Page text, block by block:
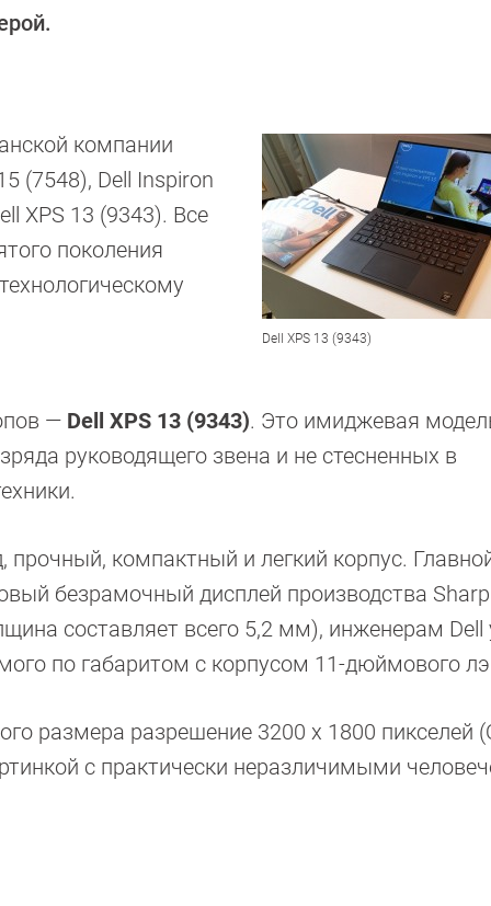
Dell XPS 13 (9343)
компании
(7548), Dell Inspiron
XPS 13 (9343). Все
поколения
— Dell XPS 13 (9343). Это имиджевая
руководящего звена и не стесненных в
компактный и легкий корпус.
безрамочный дисплей производства
составляет всего 5,2 мм), инженерам Dell
по габаритом с корпусом 11-дюймового
размера разрешение 3200 x 1800 пикселей
с практически неразличимыми